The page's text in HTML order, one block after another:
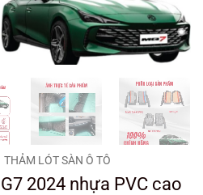
THẢM LÓT SÀN Ô TÔ
2024 nhựa PVC cao